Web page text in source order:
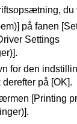
du
på fanen
Settings
for den
på [OK].
[Printing